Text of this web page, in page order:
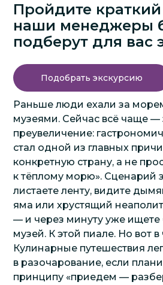
Пройдите
наши менеджеры
подберут для вас
Подобрать экскурсию
Раньше люди ехали за
музеями. Сейчас всё чаще —
преувеличение:
стал одной из главных
конкретную страну, а не
к тёплому морю». Сценарий
листаете ленту, видите
яма или хрустящий
— и через минуту уже ищете
музей. К этой пиале. Но вот
Кулинарные путешествия
в разочарование, если
принципу «приедем —